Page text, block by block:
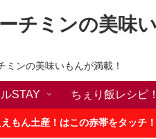
チミンの美味
ミンの美味いもんが満載！
STAY ちぇり飯レシピ！
もん土産！はこの赤帯をタッチ！